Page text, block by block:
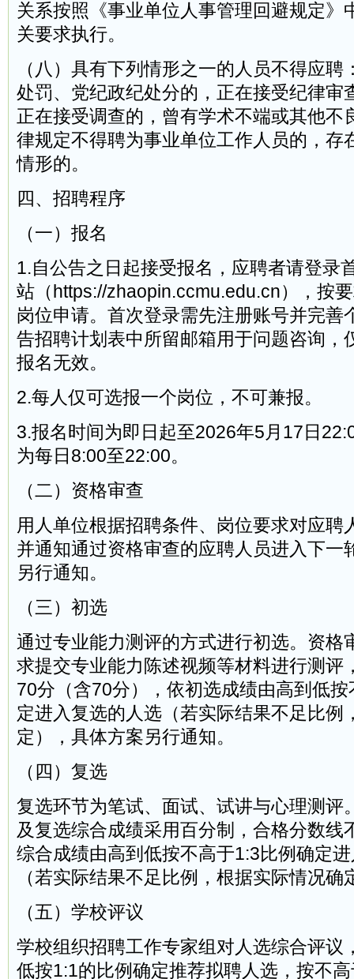
关系按照《事业单位人事管理回避规定》
关要求执行。
（八）具有下列情形之一的人员不得应
处罚、党纪政纪处分的，正在接受纪律审
正在接受调查的，曾有学术不端或其他不
律规定不得聘为事业单位工作人员的，存
情形的。
四、招聘程序
（一）报名
1.自公告之日起接受报名，应聘者请登录
站（https://zhaopin.ccmu.edu.cn），按
岗位申请。首次登录需先注册账号并完善
告招聘计划表中所留邮箱用于问题咨询，
报名无效。
2.每人仅可选报一个岗位，不可兼报。
3.报名时间为即日起至2026年5月17日
为每日8:00至22:00。
（二）资格审查
用人单位根据招聘条件、岗位要求对应聘
并通知通过资格审查的应聘人员进入下一
另行通知。
（三）初选
通过专业能力测评的方式进行初选。资格
求提交专业能力陈述视频等材料进行测评
70分（含70分），依初选成绩由高到低
定进入复选的人选（若实际结果不足比例
定），具体方案另行通知。
（四）复选
复选环节为笔试、面试、试讲与心理测评
及复选综合成绩采用百分制，合格分数线
综合成绩由高到低按不高于1:3比例确定
（若实际结果不足比例，根据实际情况确
（五）学校评议
学校组织招聘工作专家组对人选综合评议
低按1:1的比例确定推荐拟聘人选，按不